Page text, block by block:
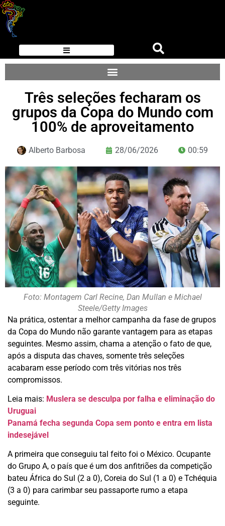
Três seleções fecharam os
grupos da Copa do Mundo com
100% de aproveitamento
Alberto Barbosa 28/06/2026 00:59
Foto: Montagem Carl Recine, Dan Mullan e Michael
Steele/Getty Images
Na prática, ostentar a melhor campanha da fase de grupos
da Copa do Mundo não garante vantagem para as etapas
seguintes. Mesmo assim, chama a atenção o fato de que,
após a disputa das chaves, somente três seleções
acabaram esse período com três vitórias nos três
compromissos.
Leia mais: Muslera se desculpa por falha e eliminação do
Uruguai
Panamá fecha segunda Copa sem ponto e entra em lista
indesejável
A primeira que conseguiu tal feito foi o México. Ocupante
do Grupo A, o país que é um dos anfitriões da competição
bateu África do Sul (2 a 0), Coreia do Sul (1 a 0) e Tchéquia
(3 a 0) para carimbar seu passaporte rumo a etapa
seguinte.